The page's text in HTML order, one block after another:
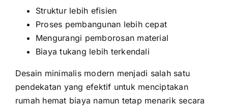
Struktur lebih efisien
Proses pembangunan lebih cepat
Mengurangi pemborosan material
Biaya tukang lebih terkendali
Desain minimalis modern menjadi salah satu
pendekatan yang efektif untuk menciptakan
rumah hemat biaya namun tetap menarik secara